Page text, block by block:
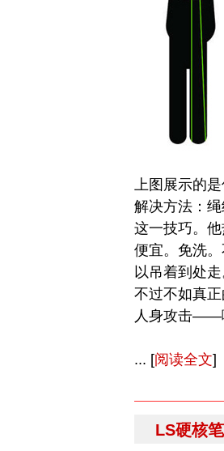
上图展示的
解决方法：
这一技巧。
便宜。免洗
以吊着到处
不过不如真
人身攻击——
... [阅读全文]
LS硬核